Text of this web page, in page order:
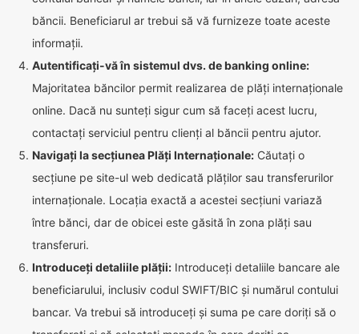
băncii. Beneficiarul ar trebui să vă furnizeze toate aceste
informații.
Autentificați-vă în sistemul dvs. de banking online:
Majoritatea băncilor permit realizarea de plăți internaționale
online. Dacă nu sunteți sigur cum să faceți acest lucru,
contactați serviciul pentru clienți al băncii pentru ajutor.
Navigați la secțiunea Plăți Internaționale: Căutați o
secțiune pe site-ul web dedicată plăților sau transferurilor
internaționale. Locația exactă a acestei secțiuni variază
între bănci, dar de obicei este găsită în zona plăți sau
transferuri.
Introduceți detaliile plății: Introduceți detaliile bancare ale
beneficiarului, inclusiv codul SWIFT/BIC și numărul contului
bancar. Va trebui să introduceți și suma pe care doriți să o